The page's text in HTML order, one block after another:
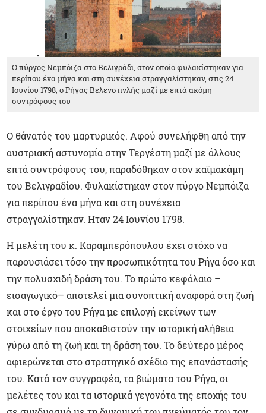
O πύργος Νεμπόιζα στο Βελιγράδι, στον οποίο φυλακίστηκαν για
περίπου ένα μήνα και στη συνέχεια στραγγαλίστηκαν, στις 24
Ιουνίου 1798, ο Ρήγας Βελενστινλής μαζί με επτά ακόμη
συντρόφους του
Ο θάνατός του μαρτυρικός. Αφού συνελήφθη από την
αυστριακή αστυνομία στην Τεργέστη μαζί με άλλους
επτά συντρόφους του, παραδόθηκαν στον καϊμακάμη
του Βελιγραδίου. Φυλακίστηκαν στον πύργο Νεμπόιζα
για περίπου ένα μήνα και στη συνέχεια
στραγγαλίστηκαν. Ηταν 24 Ιουνίου 1798.
Η μελέτη του κ. Καραμπερόπουλου έχει στόχο να
παρουσιάσει τόσο την προσωπικότητα του Ρήγα όσο και
την πολυσχιδή δράση του. Το πρώτο κεφάλαιο –
εισαγωγικό– αποτελεί μια συνοπτική αναφορά στη ζωή
και στο έργο του Ρήγα με επιλογή εκείνων των
στοιχείων που αποκαθιστούν την ιστορική αλήθεια
γύρω από τη ζωή και τη δράση του. Το δεύτερο μέρος
αφιερώνεται στο στρατηγικό σχέδιο της επανάστασής
του. Κατά τον συγγραφέα, τα βιώματα του Ρήγα, οι
μελέτες του και τα ιστορικά γεγονότα της εποχής του